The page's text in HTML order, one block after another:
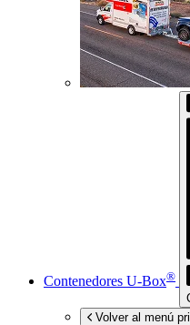
Contenedores U-Box®
Volver al menú